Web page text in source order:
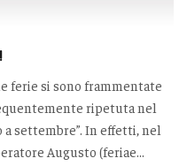
ferie si sono frammentate
ripetuta nel
a settembre”. In effetti, nel
Augusto (feriae...